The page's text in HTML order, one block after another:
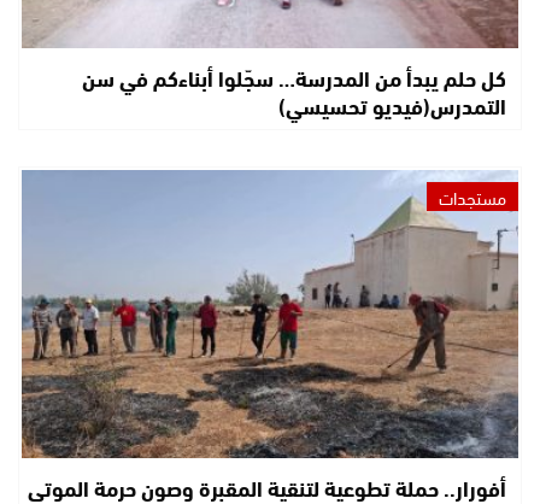
كل حلم يبدأ من المدرسة… سجّلوا أبناءكم في سن
التمدرس(فيديو تحسيسي)
مستجدات
أفورار.. حملة تطوعية لتنقية المقبرة وصون حرمة الموتى